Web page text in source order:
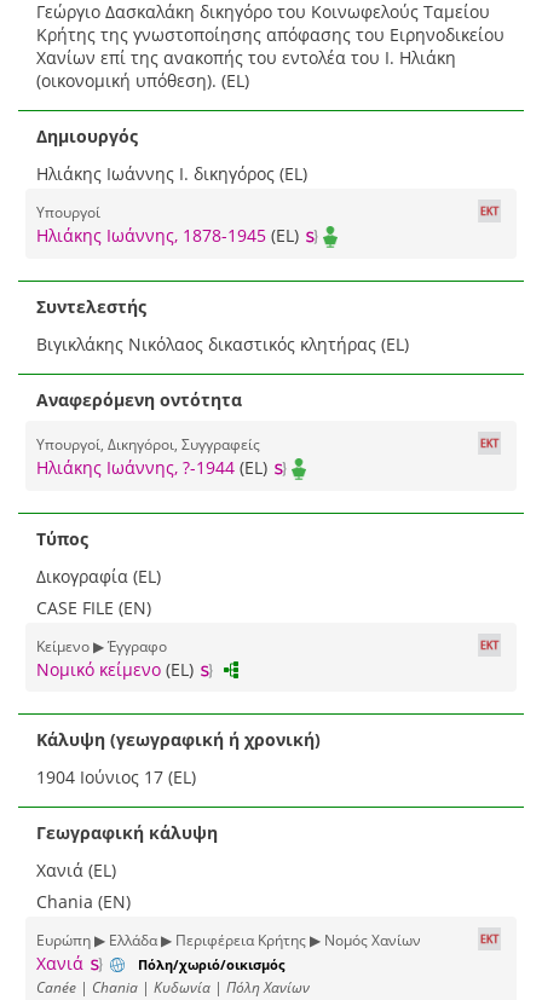
Γεώργιο Δασκαλάκη δικηγόρο του Κοινωφελούς Ταμείου
Κρήτης της γνωστοποίησης απόφασης του Ειρηνοδικείου
Χανίων επί της ανακοπής του εντολέα του Ι. Ηλιάκη
(οικονομική υπόθεση). (EL)
Δημιουργός
Ηλιάκης Ιωάννης Ι. δικηγόρος (EL)
Υπουργοί
Ηλιάκης Ιωάννης, 1878-1945 (EL)
Συντελεστής
Βιγικλάκης Νικόλαος δικαστικός κλητήρας (EL)
Αναφερόμενη οντότητα
Υπουργοί, Δικηγόροι, Συγγραφείς
Ηλιάκης Ιωάννης, ?-1944 (EL)
Τύπος
Δικογραφία (EL)
CASE FILE (EN)
Κείμενο ▶ Έγγραφο
Νομικό κείμενο (EL)
Κάλυψη (γεωγραφική ή χρονική)
1904 Ιούνιος 17 (EL)
Γεωγραφική κάλυψη
Χανιά (EL)
Chania (EN)
Ευρώπη ▶ Ελλάδα ▶ Περιφέρεια Κρήτης ▶ Νομός Χανίων
Χανιά Πόλη/χωριό/οικισμός
Canée | Chania | Κυδωνία | Πόλη Χανίων